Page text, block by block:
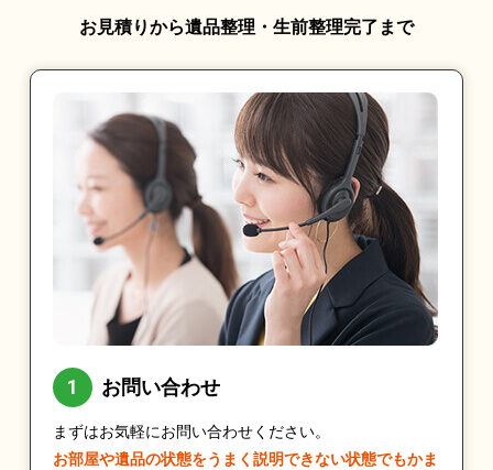
お見積りから遺品整理・生前整理完了まで
お問い合わせ
まずはお気軽にお問い合わせください。
お部屋や遺品の状態をうまく説明できない状態でもかま